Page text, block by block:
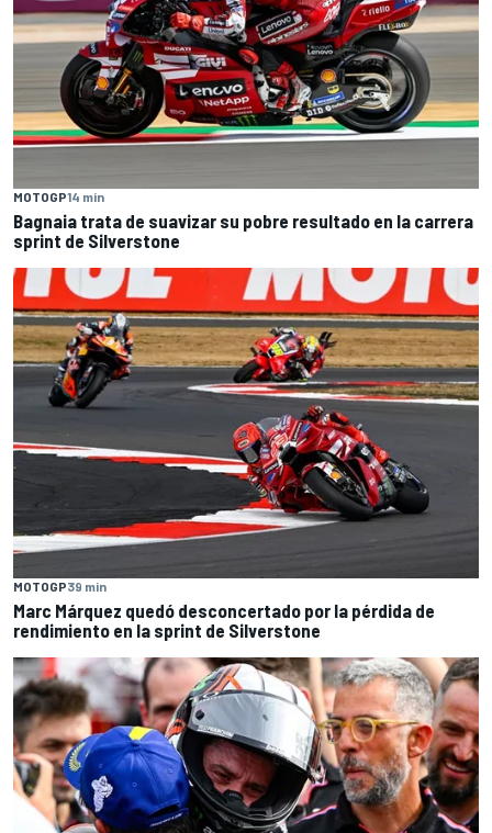
MOTOGP14 min
Bagnaia trata de suavizar su pobre resultado en la carrera
sprint de Silverstone
MOTOGP39 min
Marc Márquez quedó desconcertado por la pérdida de
rendimiento en la sprint de Silverstone